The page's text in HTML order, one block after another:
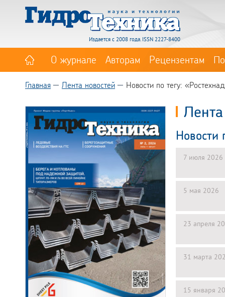
Издается с 2008 года. ISSN 2227-8400
О журнале Авторам Рецензентам
Главная Лента новостей Новости по тегу:
Новости
7 июля 2026
5 мая 2026
23 апреля
31 марта
15 января